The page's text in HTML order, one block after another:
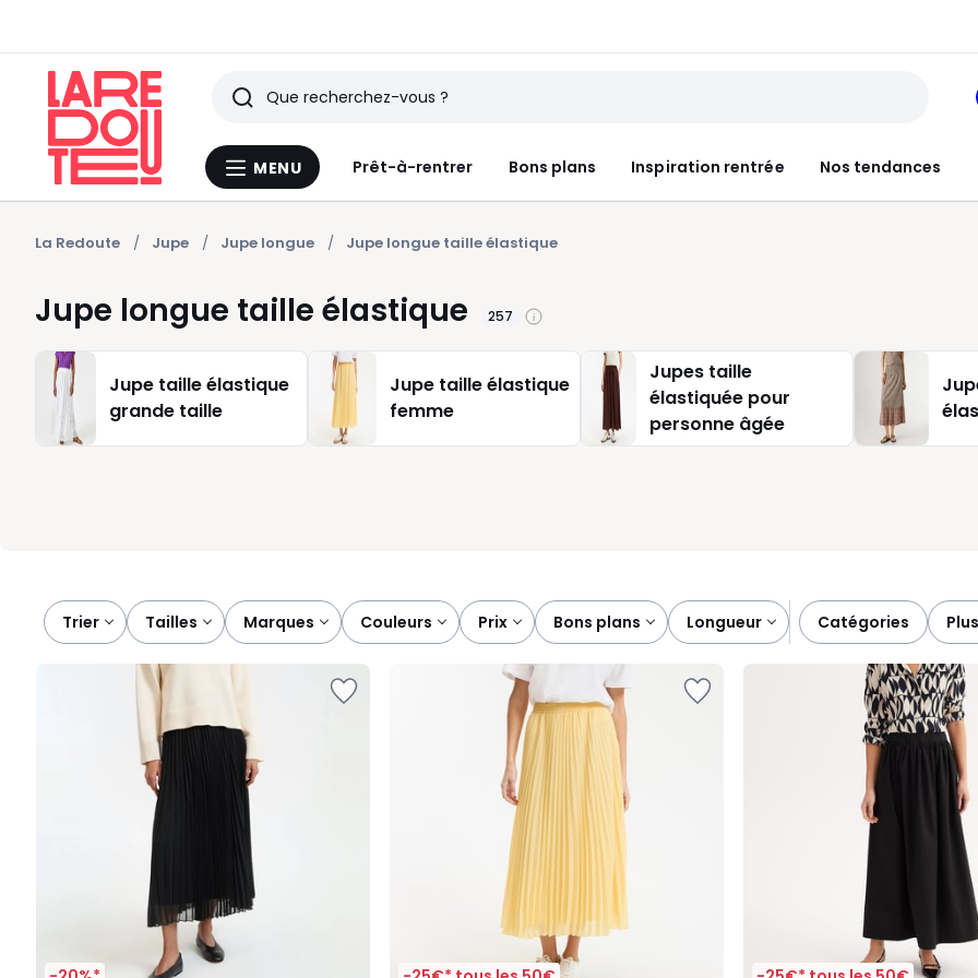
Menu
MENU Prêt-à-rentrer Bons plans Inspiration rentrée Nos tendances
Rechercher
Derniers
articles
vus
La Redoute Jupe Jupe longue Jupe longue taille élastique
Jupe longue taille élastique 257
Jupe taille élastique
grande taille
Jupe taille élastique
femme
Jupes taille
élastiquée pour
personne âgée
Trier
tailles marques couleurs prix bons plans longueur catégories